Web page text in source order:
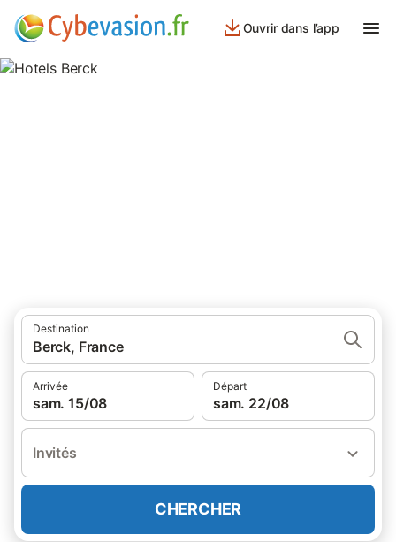
Ouvrir dans l’app
Destination
Berck, France
Arrivée
sam. 15/08
Départ
sam. 22/08
Invités
CHERCHER